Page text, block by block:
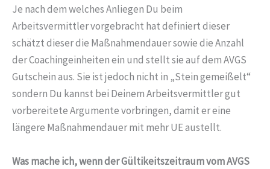
Je nach dem welches Anliegen Du beim
Arbeitsvermittler vorgebracht hat definiert dieser
schätzt dieser die Maßnahmendauer sowie die Anzahl
der Coachingeinheiten ein und stellt sie auf dem AVGS
Gutschein aus. Sie ist jedoch nicht in „Stein gemeißelt“
sondern Du kannst bei Deinem Arbeitsvermittler gut
vorbereitete Argumente vorbringen, damit er eine
längere Maßnahmendauer mit mehr UE austellt.
Was mache ich, wenn der Gültikeitszeitraum vom AVGS